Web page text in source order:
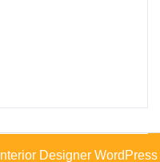
Interior Designer WordPress